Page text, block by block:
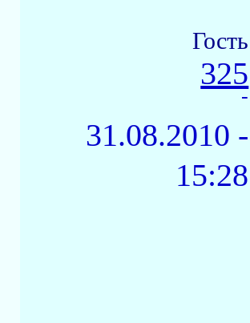
Гость
325
-
31.08.2010 -
15:28